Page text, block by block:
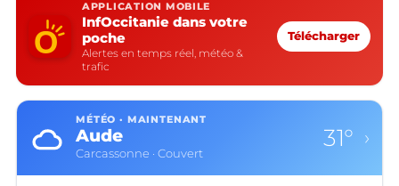
APPLICATION MOBILE
InfOccitanie dans votre
poche
Alertes en temps réel, météo &
trafic
Télécharger
MÉTÉO · MAINTENANT
Aude
Carcassonne · Couvert
31° ›